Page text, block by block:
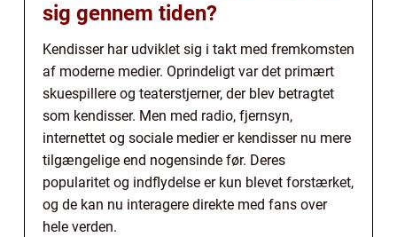
sig gennem tiden?
Kendisser har udviklet sig i takt med fremkomsten
af moderne medier. Oprindeligt var det primært
skuespillere og teaterstjerner, der blev betragtet
som kendisser. Men med radio, fjernsyn,
internettet og sociale medier er kendisser nu mere
tilgængelige end nogensinde før. Deres
popularitet og indflydelse er kun blevet forstærket,
og de kan nu interagere direkte med fans over
hele verden.